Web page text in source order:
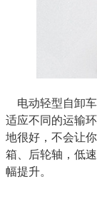
电动轻型自卸车
适应不同的运输
地很好，不会让
箱、后轮轴，低
幅提升。